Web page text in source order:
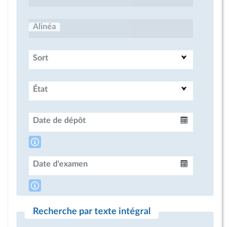
Alinéa
Sort
État
Date de dépôt
Date d'examen
Recherche par texte intégral